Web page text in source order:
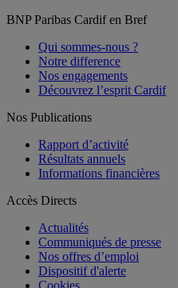
BNP Paribas Cardif en Bref
Qui sommes-nous ?
Notre difference
Nos engagements
Découvrez l’esprit Cardif
Nos Publications
Rapport d’activité
Résultats annuels
Informations financières
Accès Directs
Actualités
Communiqués de presse
Nos offres d’emploi
Dispositif d'alerte
Cookies